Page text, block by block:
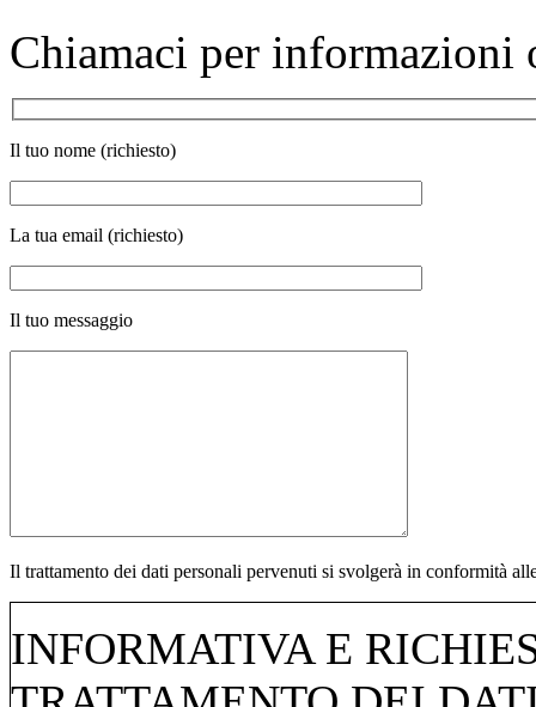
Chiamaci per
Il tuo nome (richiesto)
La tua email (richiesto)
Il tuo messaggio
Il trattamento dei dati personali pervenuti si svolgerà in conformità
INFORMATIVA E